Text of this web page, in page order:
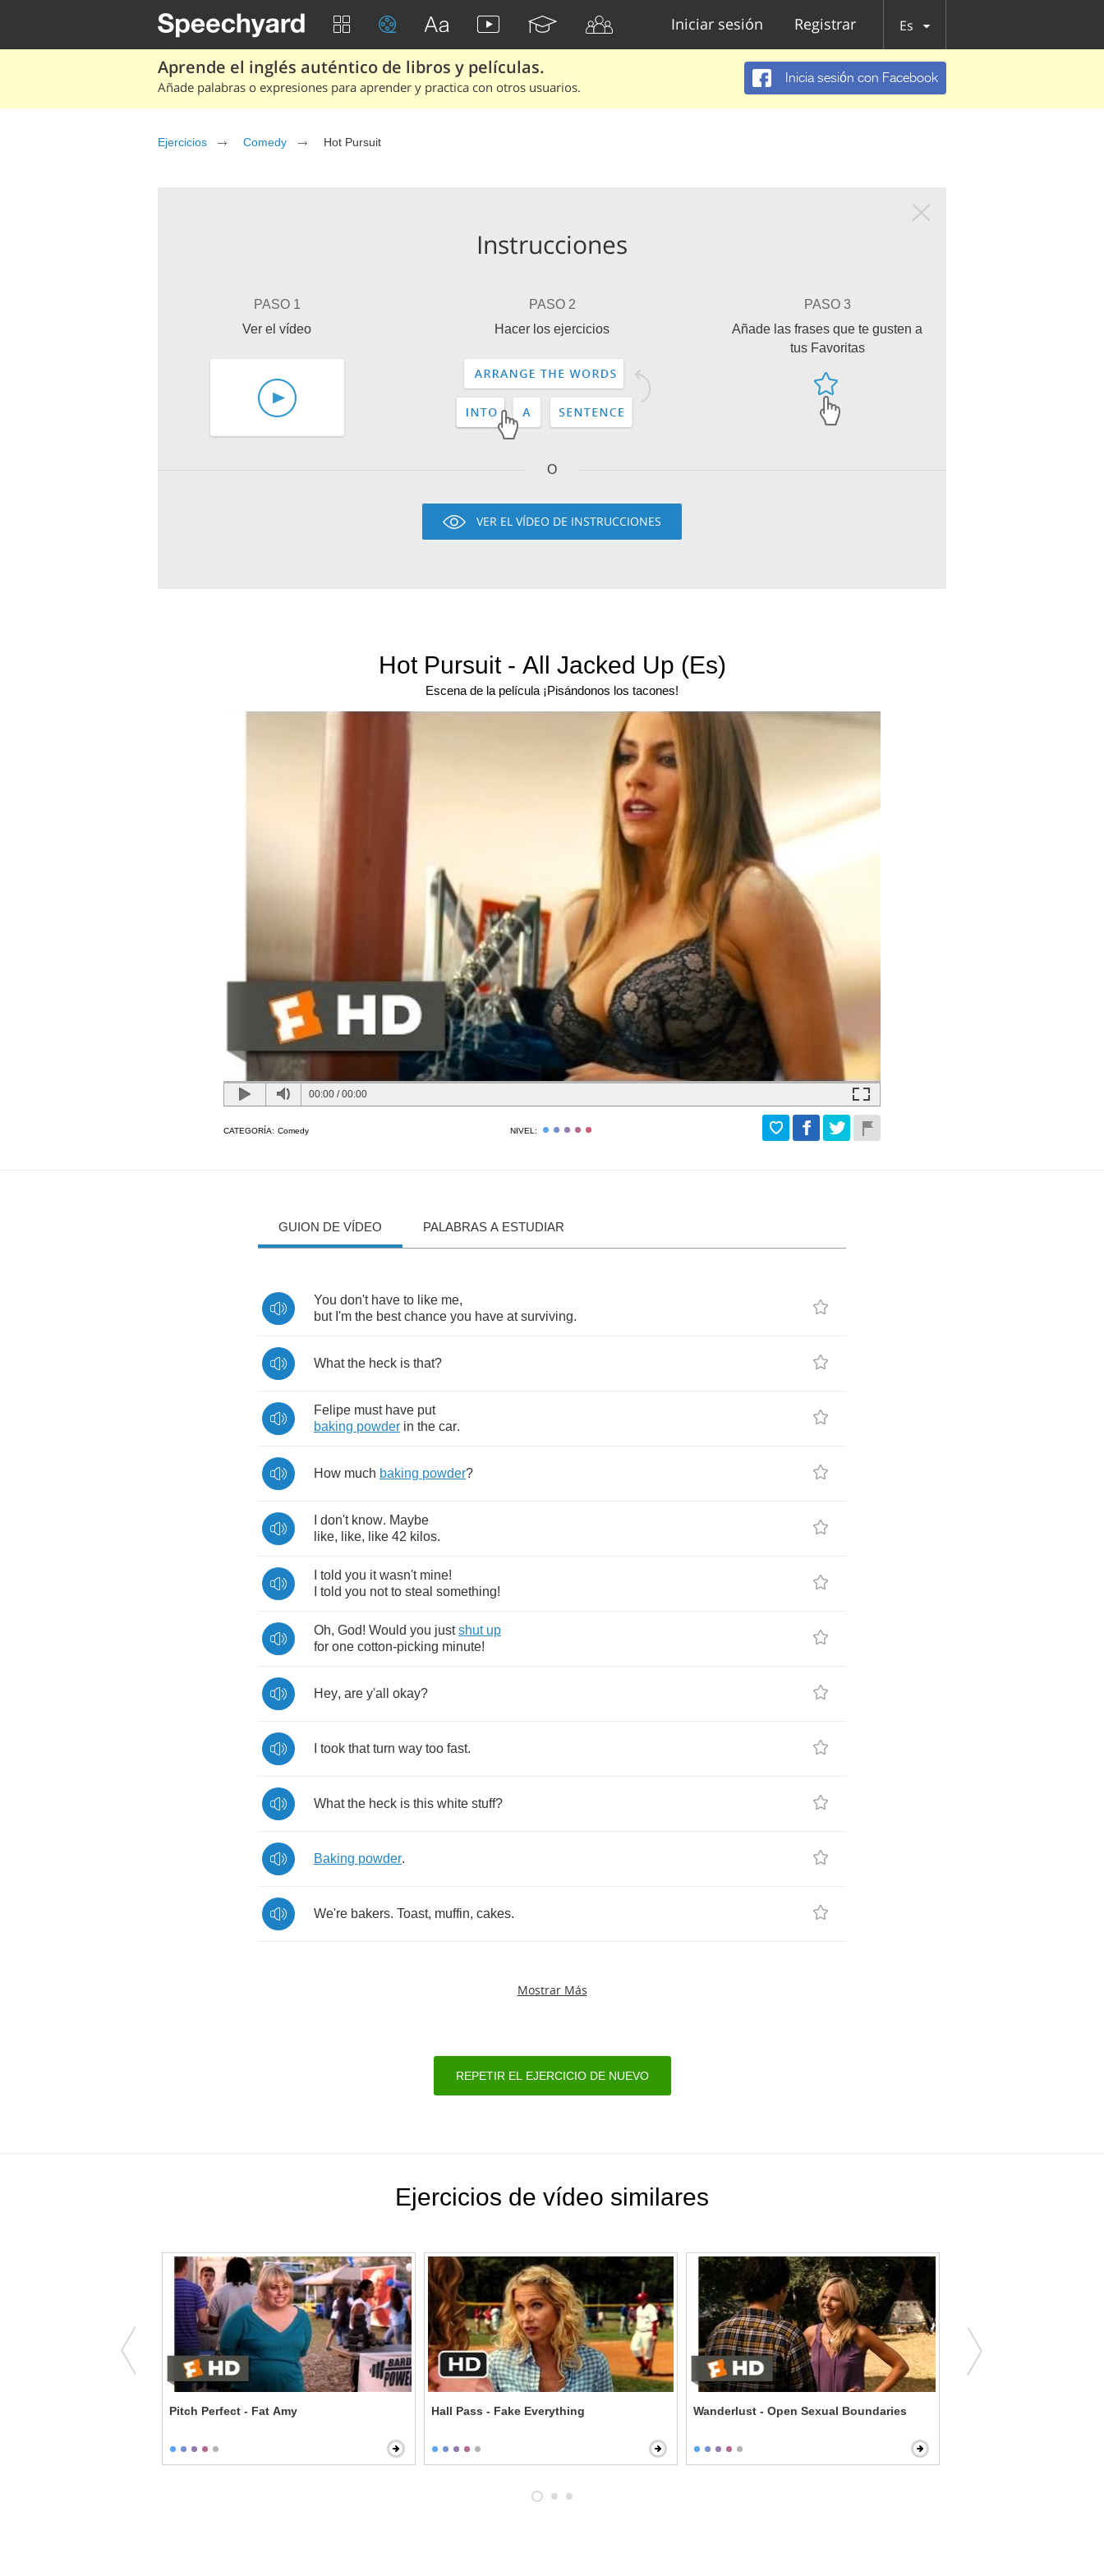
Iniciar sesión Registrar Es
Aprende el inglés auténtico de libros y películas.
Añade palabras o expresiones para aprender y practica con otros usuarios.
Inicia sesión con Facebook
Ejercicios Comedy Hot Pursuit
Instrucciones
PASO 1
Ver el vídeo
PASO 2
Hacer los ejercicios
PASO 3
Añade las frases que te gusten a
tus Favoritas
O
VER EL VÍDEO DE INSTRUCCIONES
Hot Pursuit - All Jacked Up (Es)
Escena de la película ¡Pisándonos los tacones!
00:00 /00:00
CATEGORÍA: Comedy NIVEL:
GUION DE VÍDEO PALABRAS A ESTUDIAR
You don't have to like me,
but I'm the best chance you have at surviving.
What the heck is that?
Felipe must have put
baking powder in the car.
How much baking powder?
don't know. Maybe
like, like, like 42 kilos.
told you it wasn't mine!
told you not to steal something!
Oh, God! Would you just shut up
for one cotton-picking minute!
Hey, are y'all okay?
took that turn way too fast.
What the heck is this white stuff?
Baking powder.
We're bakers. Toast, muffin, cakes.
Mostrar Más
REPETIR EL EJERCICIO DE NUEVO
Ejercicios de vídeo similares
Pitch Perfect - Fat Amy Hall Pass - Fake Everything Wanderlust - Open Sexual Boundaries